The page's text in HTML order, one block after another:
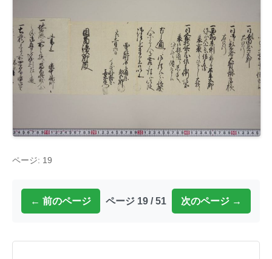
ページ: 19
← 前のページ ページ 19 / 51 次のページ →